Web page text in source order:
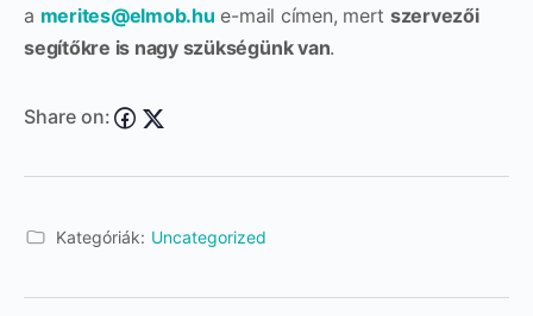
a merites@elmob.hu e-mail címen, mert szervezői
segítőkre is nagy szükségünk van.
Share on:
Kategóriák: Uncategorized